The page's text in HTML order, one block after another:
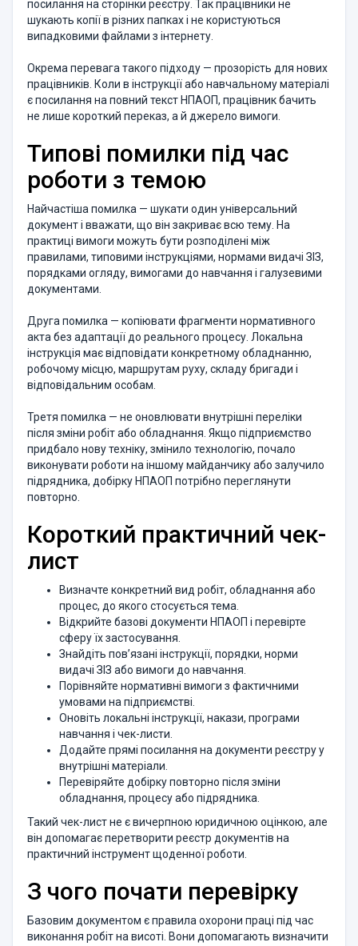
посилання на сторінки реєстру. Так працівники не
шукають копії в різних папках і не користуються
випадковими файлами з інтернету.
Окрема перевага такого підходу — прозорість для нових
працівників. Коли в інструкції або навчальному матеріалі
є посилання на повний текст НПАОП, працівник бачить
не лише короткий переказ, а й джерело вимоги.
Типові помилки під час
роботи з темою
Найчастіша помилка — шукати один універсальний
документ і вважати, що він закриває всю тему. На
практиці вимоги можуть бути розподілені між
правилами, типовими інструкціями, нормами видачі ЗІЗ,
порядками огляду, вимогами до навчання і галузевими
документами.
Друга помилка — копіювати фрагменти нормативного
акта без адаптації до реального процесу. Локальна
інструкція має відповідати конкретному обладнанню,
робочому місцю, маршрутам руху, складу бригади і
відповідальним особам.
Третя помилка — не оновлювати внутрішні переліки
після зміни робіт або обладнання. Якщо підприємство
придбало нову техніку, змінило технологію, почало
виконувати роботи на іншому майданчику або залучило
підрядника, добірку НПАОП потрібно переглянути
повторно.
Короткий практичний чек-
лист
Визначте конкретний вид робіт, обладнання або
процес, до якого стосується тема.
Відкрийте базові документи НПАОП і перевірте
сферу їх застосування.
Знайдіть пов’язані інструкції, порядки, норми
видачі ЗІЗ або вимоги до навчання.
Порівняйте нормативні вимоги з фактичними
умовами на підприємстві.
Оновіть локальні інструкції, накази, програми
навчання і чек-листи.
Додайте прямі посилання на документи реєстру у
внутрішні матеріали.
Перевіряйте добірку повторно після зміни
обладнання, процесу або підрядника.
Такий чек-лист не є вичерпною юридичною оцінкою, але
він допомагає перетворити реєстр документів на
практичний інструмент щоденної роботи.
З чого почати перевірку
Базовим документом є правила охорони праці під час
виконання робіт на висоті. Вони допомагають визначити